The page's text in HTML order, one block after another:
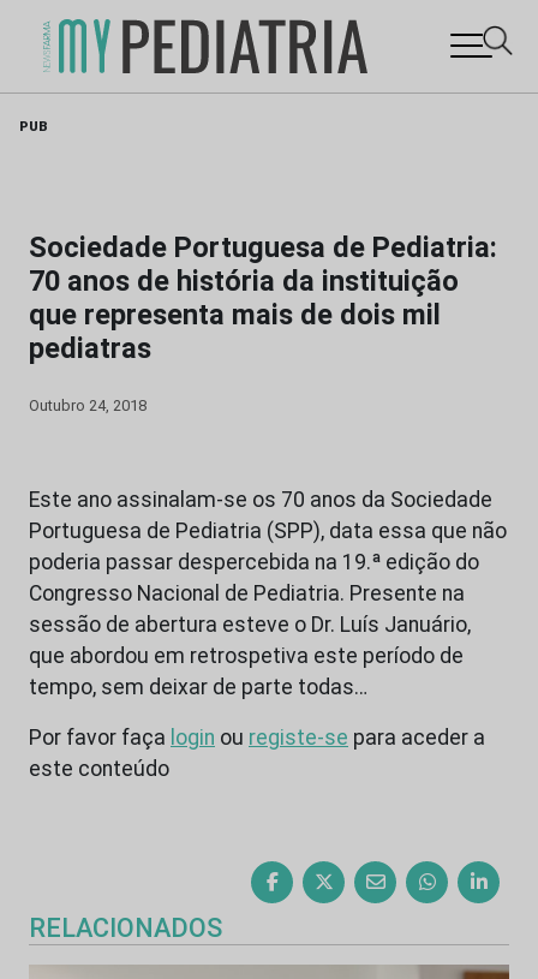
PUB
Sociedade Portuguesa de Pediatria:
70 anos de história da instituição
que representa mais de dois mil
pediatras
Outubro 24, 2018
Este ano assinalam-se os 70 anos da Sociedade
Portuguesa de Pediatria (SPP), data essa que não
poderia passar despercebida na 19.ª edição do
Congresso Nacional de Pediatria. Presente na
sessão de abertura esteve o Dr. Luís Januário,
que abordou em retrospetiva este período de
tempo, sem deixar de parte todas…
Por favor faça login ou registe-se para aceder a
este conteúdo
RELACIONADOS